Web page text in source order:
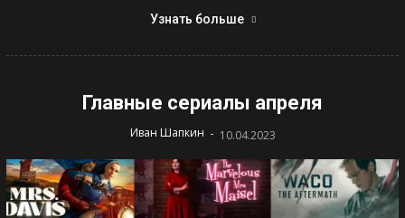
Узнать больше
Главные сериалы апреля
Иван Шапкин - 10.04.2023